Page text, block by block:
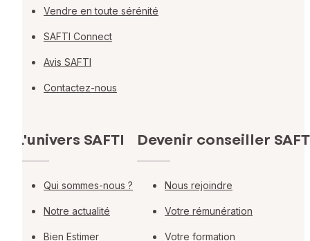
Vendre en toute sérénité
SAFTI Connect
Avis SAFTI
Contactez-nous
L'univers SAFTI
Qui sommes-nous ?
Notre actualité
Bien Estimer
Devenir conseiller
Nous rejoindre
Votre rémunération
Votre formation